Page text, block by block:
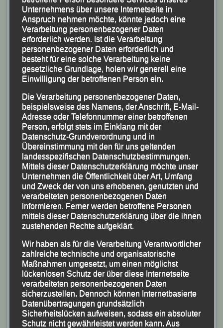
hinter den beiden Österreicherinnen Lena Lechl und
Theresa Gruber als Dritte der Damen-Gesamtwertung
und Siegerin der weiblichen Jugend U 20 ins Ziel kam,
bestritt Vater Michael Kirchberger den zum 6. Mal
ausgetragenen „Helvetia Lindetwaldtrail“ über 21 km.
Unternehmens über unsere Internetseite in
Anspruch nehmen möchte, könnte jedoch eine
Verarbeitung personenbezogener Daten
erforderlich werden. Ist die Verarbeitung
personenbezogener Daten erforderlich und
besteht für eine solche Verarbeitung keine
gesetzliche Grundlage, holen wir generell eine
Einwilligung der betroffenen Person ein.
Die Verarbeitung personenbezogener Daten,
beispielsweise des Namens, der Anschrift, E-Mail-
Adresse oder Telefonnummer einer betroffenen
Person, erfolgt stets im Einklang mit der
Datenschutz-Grundverordnung und in
Übereinstimmung mit den für uns geltenden
landesspezifischen Datenschutzbestimmungen.
Mittels dieser Datenschutzerklärung möchte unser
Unternehmen die Öffentlichkeit über Art, Umfang
und Zweck der von uns erhobenen, genutzten und
verarbeiteten personenbezogenen Daten
informieren. Ferner werden betroffene Personen
mittels dieser Datenschutzerklärung über die ihnen
zustehenden Rechte aufgeklärt.
Wir haben als für die Verarbeitung Verantwortlicher
zahlreiche technische und organisatorische
Maßnahmen umgesetzt, um einen möglichst
lückenlosen Schutz der über diese Internetseite
verarbeiteten personenbezogenen Daten
sicherzustellen. Dennoch können Internetbasierte
Datenübertragungen grundsätzlich
Sicherheitslücken aufweisen, sodass ein absoluter
Schutz nicht gewährleistet werden kann. Aus